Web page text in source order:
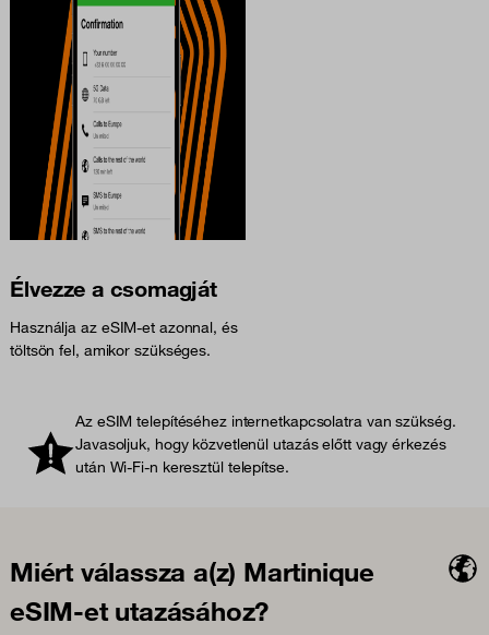
Élvezze a csomagját
Használja az eSIM-et azonnal, és
töltsön fel, amikor szükséges.
Az eSIM telepítéséhez internetkapcsolatra van szükség.
Javasoljuk, hogy közvetlenül utazás előtt vagy érkezés
után Wi-Fi-n keresztül telepítse.
Miért válassza a(z) Martinique
eSIM-et utazásához?